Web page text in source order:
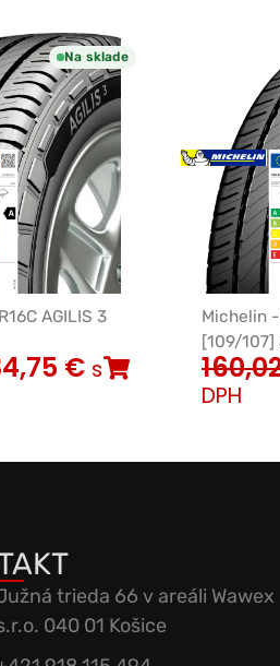
Na sklade
AGILIS 3
€ s
Michelin -
[109/107]
DPH
trieda 66 v areáli Wawex
040 01 Košice